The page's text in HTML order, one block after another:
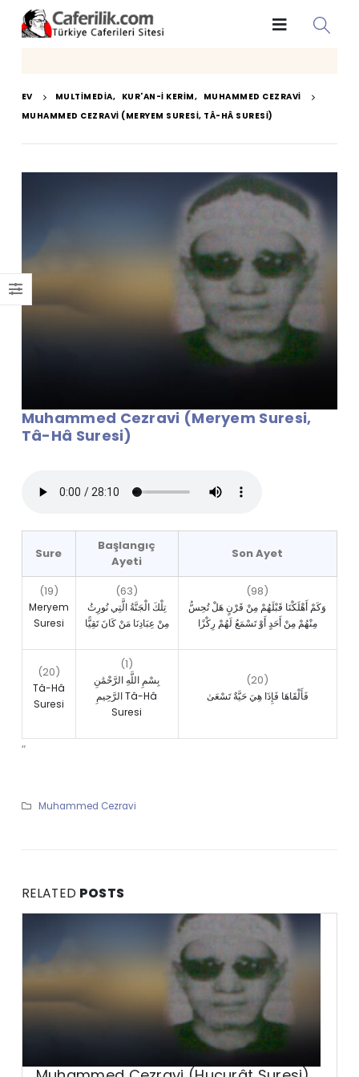
EV MULTIMEDIA, KUR'AN-I KERIM, MUHAMMED CEZRAVI
MUHAMMED CEZRAVI (MERYEM SURESI, TÂ-HÂ SURESI)
Muhammed Cezravi (Meryem Suresi,
Tâ-Hâ Suresi)
Sure
Başlangıç
Ayeti
Son Ayet
(19)
Meryem
Suresi
(63)
تِلْكَ الْجَنَّةُ الَّتِي نُورِثُ
مِنْ عِبَادِنَا مَنْ كَانَ تَقِيًّا
(98)
وَكَمْ أَهْلَكْنَا قَبْلَهُمْ مِنْ قَرْنٍ هَلْ تُحِسُّ
مِنْهُمْ مِنْ أَحَدٍ أَوْ تَسْمَعُ لَهُمْ رِكْزًا
(20)
Tâ-Hâ
Suresi
(1)
بِسْمِ اللَّهِ الرَّحْمَٰنِ
الرَّحِيمِ Tâ-Hâ
Suresi
(20)
فَأَلْقَاهَا فَإِذَا هِيَ حَيَّةٌ تَسْعَىٰ
“
Muhammed Cezravi
RELATED POSTS